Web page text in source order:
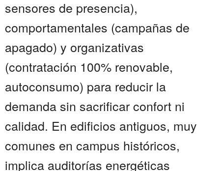
sensores de presencia),
comportamentales (campañas de
apagado) y organizativas
(contratación 100% renovable,
autoconsumo) para reducir la
demanda sin sacrificar confort ni
calidad. En edificios antiguos, muy
comunes en campus históricos,
implica auditorías energéticas